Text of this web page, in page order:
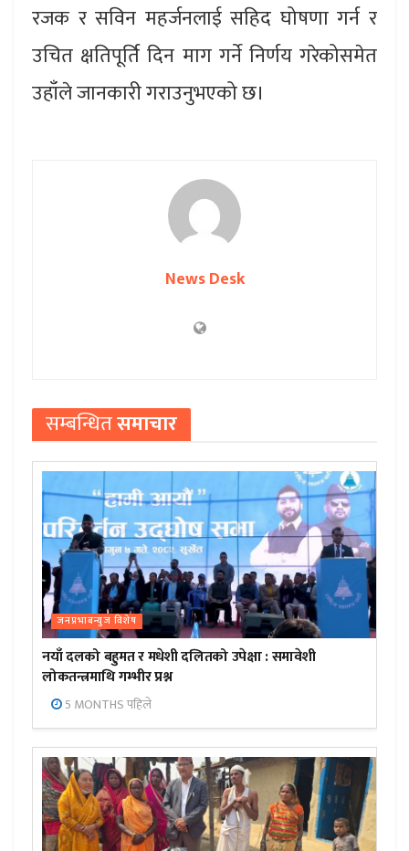
रजक र सविन महर्जनलाई सहिद घोषणा गर्न र
उचित क्षतिपूर्ति दिन माग गर्ने निर्णय गरेकोसमेत
उहाँले जानकारी गराउनुभएको छ।
News Desk
सम्बन्धितसमाचार
जनप्रभाबन्युज विशेष
नयाँ दलको बहुमत र मधेशी दलितको उपेक्षा : समावेशी
लोकतन्त्रमाथि गम्भीर प्रश्न
5 MONTHS पहिले